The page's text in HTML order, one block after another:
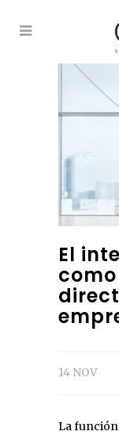
El
14 NOV
La